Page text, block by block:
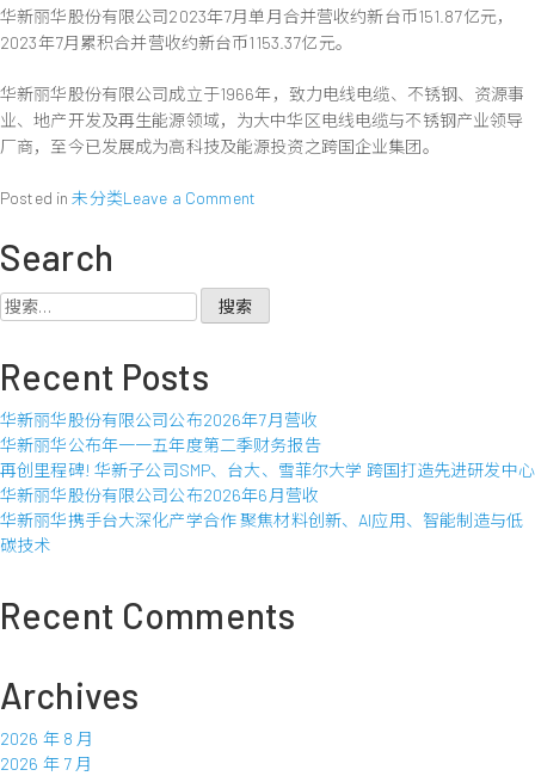
2023
年
第
二
季
务
华新丽华股份有限公司2023年7月单月合并营收约新台币151.87亿元，
2023年7月累积合并营收约新台币1153.37亿元。
华新丽华股份有限公司成立于1966年，致力电线电缆、不锈钢、资源事
业、地产开发及再生能源领域，为大中华区电线电缆与不锈钢产业领导
厂商，至今已发展成为高科技及能源投资之跨国企业集团。
Posted in未分类Leave a Commenton
股
公
司
公
布
2023
营
Search
搜
Recent Posts
华新丽华股份有限公司公布2026年7月营收
华新丽华公布年一一五年度第二季财务报告
再创里程碑! 华新子公司SMP、台大、雪菲尔大学 跨国打造先进研发中心
华新丽华股份有限公司公布2026年6月营收
华新丽华携手台大深化产学合作 聚焦材料创新、AI应用、智能制造与低
碳技术
Recent Comments
Archives
2026 年 8 月
2026 年 7 月